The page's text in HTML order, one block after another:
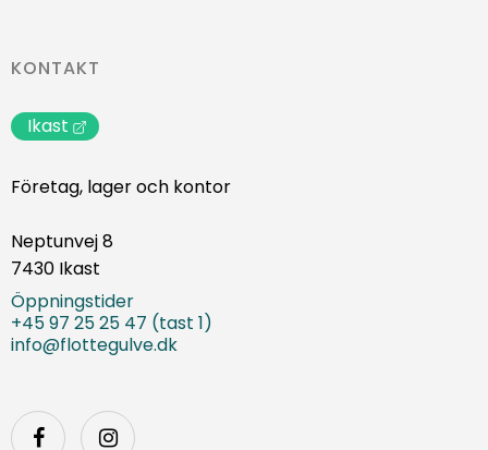
KONTAKT
Ikast
Företag, lager och kontor
Neptunvej 8
7430 Ikast
Öppningstider
+45 97 25 25 47 (tast 1)
info@flottegulve.dk